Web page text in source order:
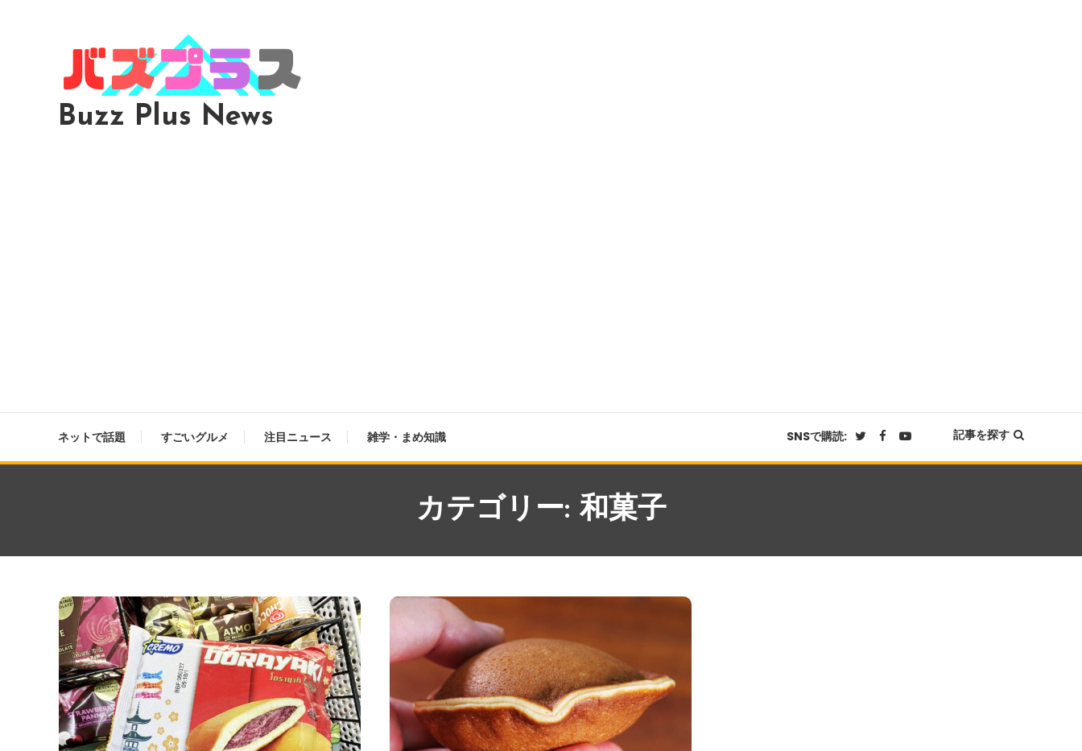
Buzz Plus News
ネットで話題 すごいグルメ 注目ニュース 雑学・まめ知識 SNSで購読: 記事を探す
カテゴリー: 和菓子